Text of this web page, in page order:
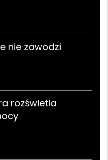
nie zawodzi
rozświetla